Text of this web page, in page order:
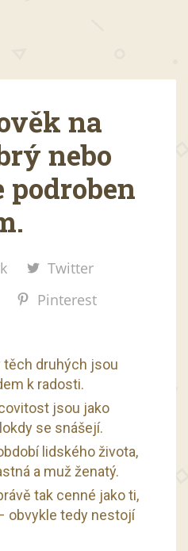
na
nebo
podroben
Twitter
Pinterest
těch druhých jsou
k radosti.
jsou jako
se snášejí.
lidského života,
a muž ženatý.
tak cenné jako ti,
obvykle tedy nestojí